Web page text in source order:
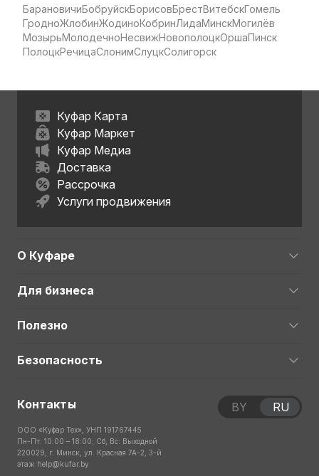
БарановичиБобруйскБорисовБрестВитебскГомель
ГродноЖлобинЖодиноКобринЛидаМинскМогилёв
МозырьМолодечноНесвижНовополоцкОршаПинск
ПолоцкРечицаСлонимСлуцкСолигорск
Куфар Карта
Куфар Маркет
Куфар Медиа
Доставка
Рассрочка
Услуги продвижения
О Куфаре
Для бизнеса
Полезно
Безопасность
Контакты
ООО «Куфар Тех», УНП 191767445
Пн-Пт: 10:00 – 18:00; Сб, Вс: Выходной
220029, г. Минск, ул. Красная 7А-2, 3-й
этаж help@kufar.by
BY RU